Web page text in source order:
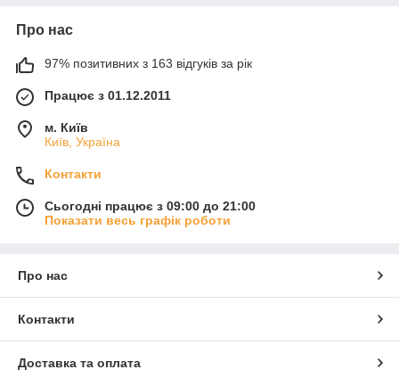
Про нас
97% позитивних з 163 відгуків за рік
Працює з 01.12.2011
м. Київ
Київ, Україна
Контакти
Сьогодні працює з 09:00 до 21:00
Показати весь графік роботи
Про нас
Контакти
Доставка та оплата